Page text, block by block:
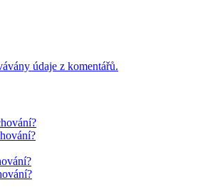
údaje z komentářů.